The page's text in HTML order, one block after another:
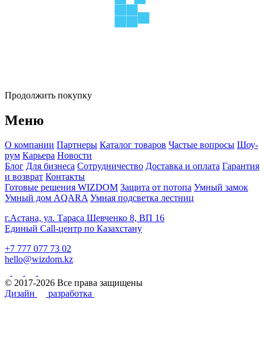
Продолжить покупку
Меню
О компании Партнеры Каталог товаров Частые вопросы Шоу-
рум Карьера Новости
Блог Для бизнеса Сотрудничество Доставка и оплата Гарантия
и возврат Контакты
Готовые решения WIZDOM Защита от потопа Умный замок
Умный дом AQARA Умная подсветка лестниц
г.Астана, ул. Тараса Шевченко 8, ВП 16
Единый Call-центр по Казахстану
+7 777 077 73 02
hello@wizdom.kz
© 2017-2026 Все права защищены
Дизайн
разработка